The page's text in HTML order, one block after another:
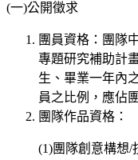
(一)公開徵求
團員資格：團隊
專題研究補助計
生、畢業一年內
員之比例，應佔
團隊作品資格：
(1)團隊創意構想/